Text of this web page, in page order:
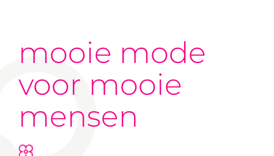
mooie mode
voor mooie
mensen